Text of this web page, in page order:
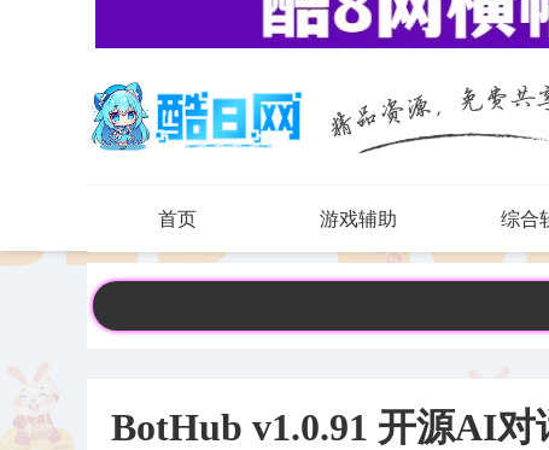
首页 游戏辅助 综合
BotHub v1.0.91 开源AI